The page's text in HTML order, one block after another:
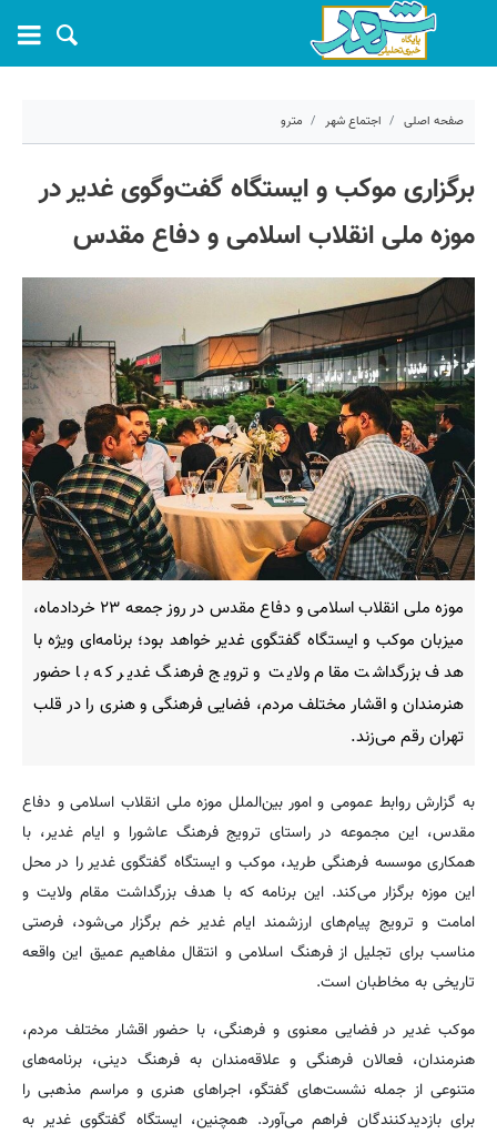
صفحه اصلی اجتماع شهر مترو
کد مطلب:
برگزاری موکب و ایستگاه گفت‌وگوی غدیر در
موزه ملی انقلاب اسلامی و دفاع مقدس
موزه ملی انقلاب اسلامی و دفاع مقدس در روز جمعه ۲۳ خردادماه،
میزبان موکب و ایستگاه گفتگوی غدیر خواهد بود؛ برنامه‌ای ویژه با
هدف بزرگداشت مقام ولایت و ترویج فرهنگ غدیر که با حضور
هنرمندان و اقشار مختلف مردم، فضایی فرهنگی و هنری را در قلب
تهران رقم می‌زند.
به گزارش روابط عمومی و امور بین‌الملل موزه ملی انقلاب اسلامی و دفاع
مقدس، این مجموعه در راستای ترویج فرهنگ عاشورا و ایام غدیر، با
همکاری موسسه فرهنگی طرید، موکب و ایستگاه گفتگوی غدیر را در محل
این موزه برگزار می‌کند. این برنامه که با هدف بزرگداشت مقام ولایت و
امامت و ترویج پیام‌های ارزشمند ایام غدیر خم برگزار می‌شود، فرصتی
مناسب برای تجلیل از فرهنگ اسلامی و انتقال مفاهیم عمیق این واقعه
تاریخی به مخاطبان است.
موکب غدیر در فضایی معنوی و فرهنگی، با حضور اقشار مختلف مردم،
هنرمندان، فعالان فرهنگی و علاقه‌مندان به فرهنگ دینی، برنامه‌های
متنوعی از جمله نشست‌های گفتگو، اجراهای هنری و مراسم مذهبی را
برای بازدیدکنندگان فراهم می‌آورد. همچنین، ایستگاه گفتگوی غدیر به